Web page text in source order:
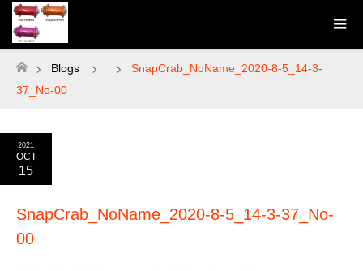
ホーム
Blogs
SnapCrab_NoName_2020-8-5_14-3-
37_No-00
2021
OCT
15
SnapCrab_NoName_2020-8-5_14-3-37_No-
00